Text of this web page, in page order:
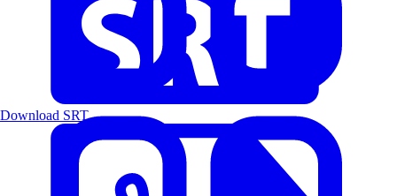
Download SRT